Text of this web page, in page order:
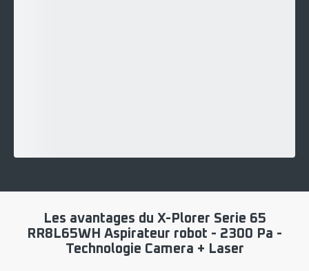
Les avantages du X-Plorer Serie 65
RR8L65WH Aspirateur robot - 2300 Pa -
Technologie Camera + Laser